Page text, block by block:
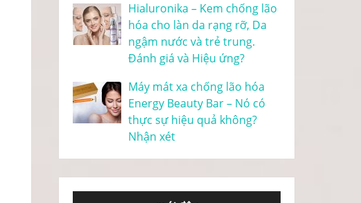
Hialuronika – Kem chống lão
hóa cho làn da rạng rỡ, Da
ngậm nước và trẻ trung.
Đánh giá và Hiệu ứng?
Máy mát xa chống lão hóa
Energy Beauty Bar – Nó có
thực sự hiệu quả không?
Nhận xét